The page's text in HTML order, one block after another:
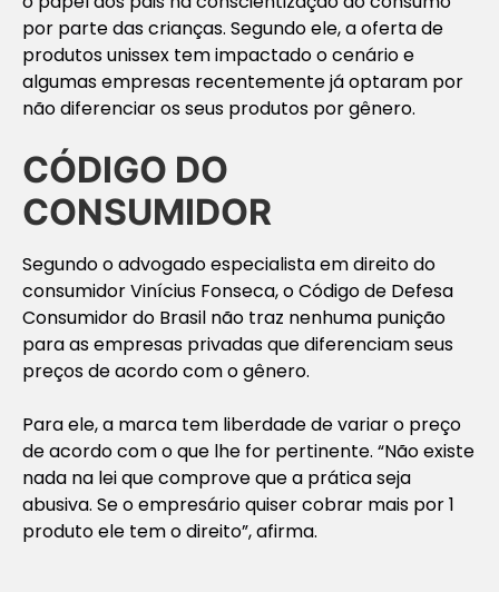
por parte das crianças. Segundo ele, a oferta de
produtos unissex tem impactado o cenário e
algumas empresas recentemente já optaram por
não diferenciar os seus produtos por gênero.
CÓDIGO DO
CONSUMIDOR
Segundo o advogado especialista em direito do
consumidor Vinícius Fonseca, o Código de Defesa
Consumidor do Brasil não traz nenhuma punição
para as empresas privadas que diferenciam seus
preços de acordo com o gênero.
Para ele, a marca tem liberdade de variar o preço
de acordo com o que lhe for pertinente. “Não existe
nada na lei que comprove que a prática seja
abusiva. Se o empresário quiser cobrar mais por 1
produto ele tem o direito”, afirma.